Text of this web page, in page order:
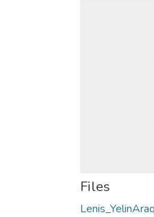
Files